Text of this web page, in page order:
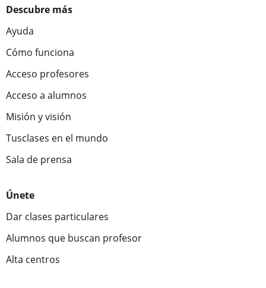
Descubre más
Ayuda
Cómo funciona
Acceso profesores
Acceso a alumnos
Misión y visión
Tusclases en el mundo
Sala de prensa
Únete
Dar clases particulares
Alumnos que buscan profesor
Alta centros